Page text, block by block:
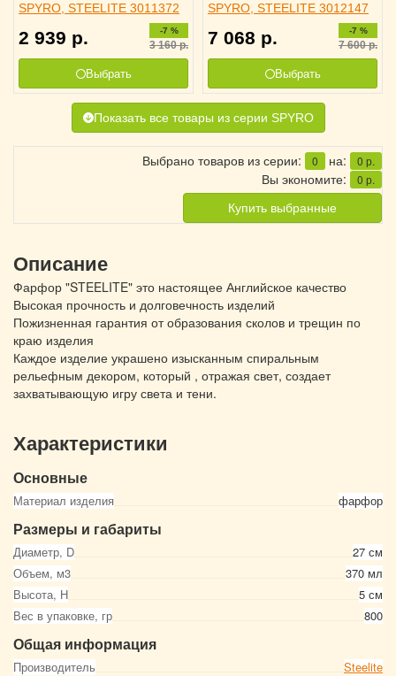
SPYRO, STEELITE 3011372
2 939 р. -7 %
3 160р.
Выбрать
SPYRO, STEELITE 3012147
7 068 р. -7 %
7 600р.
Выбрать
Показать все товары из серии SPYRO
Выбрано товаров из серии: 0 на: 0 р.
Вы экономите: 0 р.
Купить выбранные
Описание
Фарфор "STEELITE" это настоящее Английское качество
Высокая прочность и долговечность изделий
Пожизненная гарантия от образования сколов и трещин по
краю изделия
Каждое изделие украшено изысканным спиральным
рельефным декором, который , отражая свет, создает
захватывающую игру света и тени.
Характеристики
Основные
Материал изделия фарфор
Размеры и габариты
Диаметр, D
27 см
Объем, м3
370 мл
Высота, Н
5 см
Вес в упаковке, гр
800
Общая информация
Производитель
Steelite